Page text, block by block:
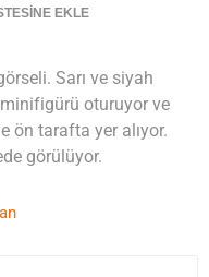
EKLE
Sarı ve siyah
oturuyor ve
ön tarafta yer alıyor.
görülüyor.